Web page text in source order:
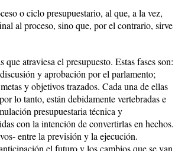
o ciclo presupuestario, al que, a la vez,
al proceso, sino que, por el contrario, sirve
atraviesa el presupuesto. Estas fases son:
y aprobación por el parlamento;
y objetivos trazados. Cada una de ellas
lo tanto, están debidamente vertebradas e
presupuestaria técnica y
con la intención de convertirlas en hechos.
entre la previsión y la ejecución.
el futuro y los cambios que se van